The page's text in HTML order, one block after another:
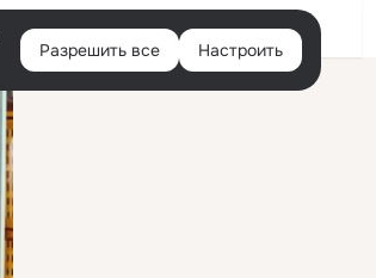
Войти
Разрешить все Настроить